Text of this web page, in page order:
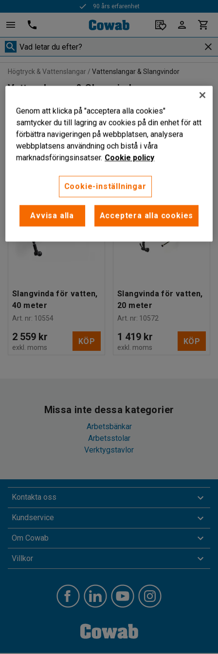
90 års erfarenhet
Högtryck & Vattenslangar Vattenslangar & Slangvindor
Vattenslangar & Slangvindor
Filtrera Sortera
2 produkter
Slangvinda för vatten,
40 meter
Art. nr: 10554
2 559 kr
exkl. moms
KÖP
Slangvinda för vatten,
20 meter
Art. nr: 10572
1 419 kr
exkl. moms
KÖP
Missa inte dessa kategorier
Arbetsbänkar
Arbetsstolar
Verktygstavlor
Kontakta oss
Kundservice
Om Cowab
Villkor
Genom att klicka på "acceptera alla cookies"
samtycker du till lagring av cookies på din enhet för att
förbättra navigeringen på webbplatsen, analysera
webbplatsens användning och bistå i våra
marknadsföringsinsatser. Cookie policy
Cookie-inställningar
Avvisa alla Acceptera alla cookies